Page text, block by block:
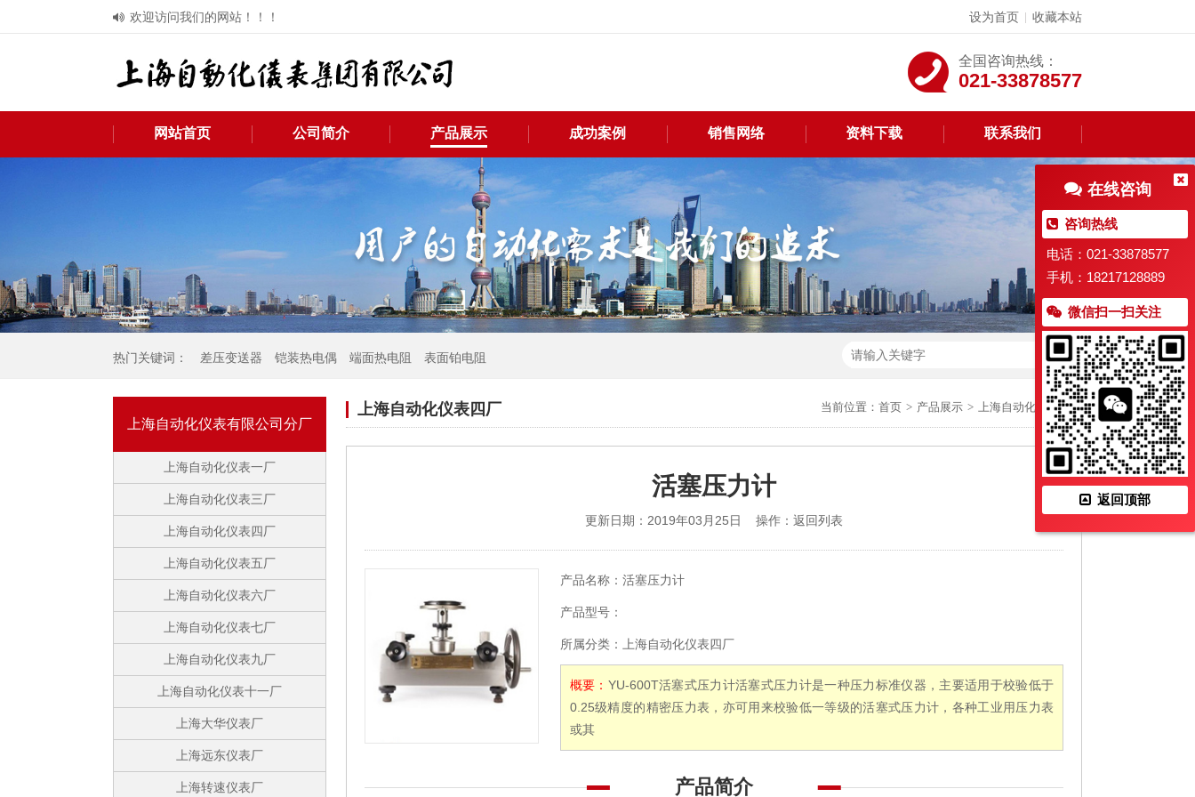
欢迎访问我们的网站！！！ 设为首页 收藏本站
全国咨询热线：
021-33878577
网站首页 公司简介 产品展示 成功案例 销售网络 资料下载 联系我们
热门关键词： 差压变送器 铠装热电偶 端面热电阻 表面铂电阻
上海自动化仪表有限公司分厂
上海自动化仪表一厂
上海自动化仪表三厂
上海自动化仪表四厂
上海自动化仪表五厂
上海自动化仪表六厂
上海自动化仪表七厂
上海自动化仪表九厂
上海自动化仪表十一厂
上海大华仪表厂
上海远东仪表厂
上海转速仪表厂
上海自动化仪表四厂 当前位置： 首页 > 产品展示 > 上海自动化仪表四厂
活塞压力计
更新日期：2019年03月25日 操作： 返回列表
产品名称： 活塞压力计
产品型号：
所属分类： 上海自动化仪表四厂
概要： YU-600T活塞式压力计活塞式压力计是一种压力标准仪器，主要适用于校验低于
0.25级精度的精密压力表，亦可用来校验低一等级的活塞式压力计，各种工业用压力表
或其
产品简介
在线咨询
咨询热线
电话：021-33878577
手机：18217128889
微信扫一扫关注
返回顶部